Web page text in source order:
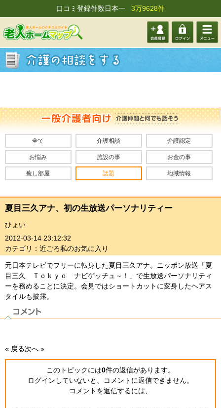
口コミ登録件数日本一 3万9628件
会員登 ログイ メニュ
全て 介護相談 介護認定
お悩み 施設の事 お金の事
癒し部屋 話題 地域情報
夏目三久アナ、初の生放送パーソナリティー
ひょい
2012-03-14 23:12:32
カテゴリ：近ごろ私のお気に入り
元日本テレビでフリーに転身した夏目三久アナ。ニッポン放送「夏
目三久 Ｔｏｋｙｏ ナビゲッチュ～！」で生放送パーソナリティ
ーを務めることに決定。会見ではショートカットに変身したヘアス
タイルも披露。
« 戻る次へ »
このトピックには0件の返信があります。
ログインしていないと、コメントに返信できません。
コメントを返信するには、